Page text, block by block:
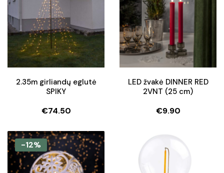
2.35m girliandų eglutė
SPIKY
€74.50
LED žvakė DINNER RED
2VNT (25 cm)
€9.90
-12%